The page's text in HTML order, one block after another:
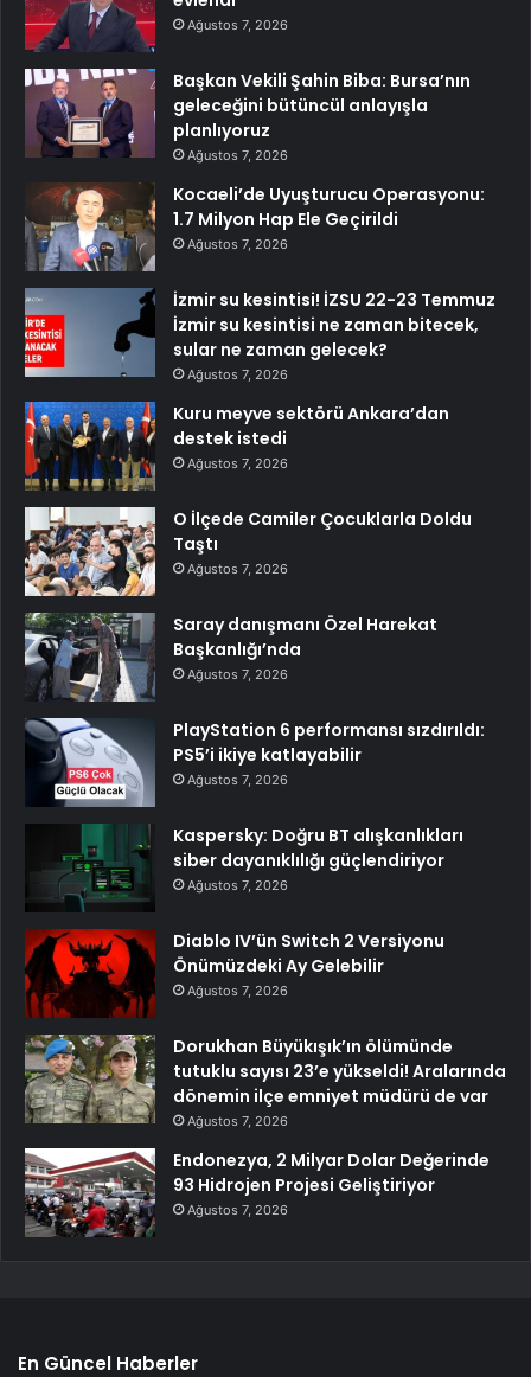
Ağustos 7, 2026
Başkan Vekili Şahin Biba: Bursa’nın
geleceğini bütüncül anlayışla
planlıyoruz
Ağustos 7, 2026
Kocaeli’de Uyuşturucu Operasyonu:
1.7 Milyon Hap Ele Geçirildi
Ağustos 7, 2026
İzmir su kesintisi! İZSU 22-23 Temmuz
İzmir su kesintisi ne zaman bitecek,
sular ne zaman gelecek?
Ağustos 7, 2026
Kuru meyve sektörü Ankara’dan
destek istedi
Ağustos 7, 2026
O İlçede Camiler Çocuklarla Doldu
Taştı
Ağustos 7, 2026
Saray danışmanı Özel Harekat
Başkanlığı’nda
Ağustos 7, 2026
PlayStation 6 performansı sızdırıldı:
PS5’i ikiye katlayabilir
Ağustos 7, 2026
Kaspersky: Doğru BT alışkanlıkları
siber dayanıklılığı güçlendiriyor
Ağustos 7, 2026
Diablo IV’ün Switch 2 Versiyonu
Önümüzdeki Ay Gelebilir
Ağustos 7, 2026
Dorukhan Büyükışık’ın ölümünde
tutuklu sayısı 23’e yükseldi! Aralarında
dönemin ilçe emniyet müdürü de var
Ağustos 7, 2026
Endonezya, 2 Milyar Dolar Değerinde
93 Hidrojen Projesi Geliştiriyor
Ağustos 7, 2026
En Güncel Haberler